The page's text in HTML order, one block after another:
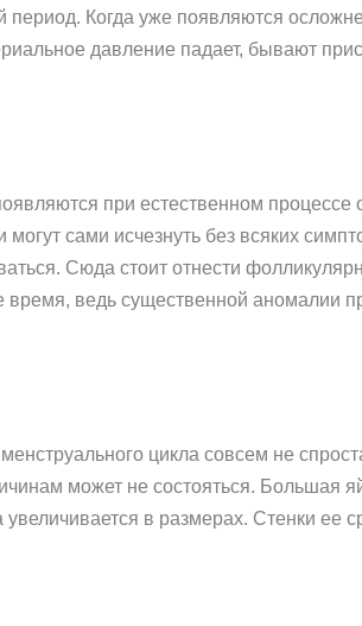
Когда уже появляются
давление падает, бывают
при естественном
сами исчезнуть без всяких
Сюда стоит отнести
ведь существенной аномалии
цикла совсем не
может не состояться. Большая
в размерах. Стенки ее